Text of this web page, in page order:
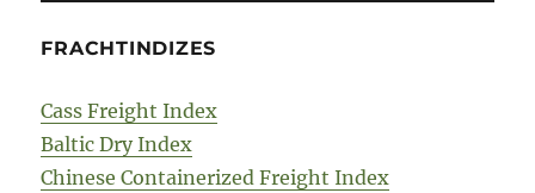
FRACHTINDIZES
Cass Freight Index
Baltic Dry Index
Chinese Containerized Freight Index